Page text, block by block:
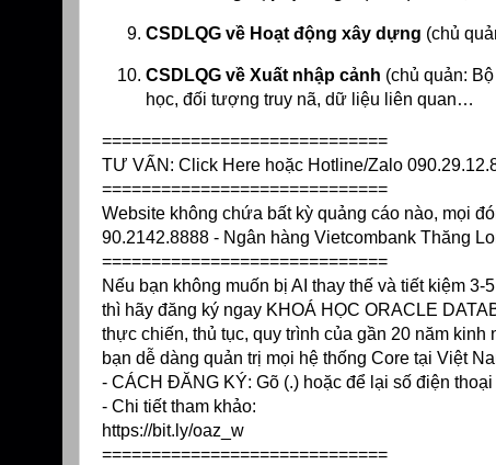
CSDLQG về Hoạt động xây dựng (chủ
CSDLQG về Xuất nhập cảnh (chủ quản:
học, đối tượng truy nã, dữ liệu liên quan…
=============================
TƯ VẤN: Click Here hoặc Hotline/Zalo
=============================
Website không chứa bất kỳ quảng cáo nào, mọi
90.2142.8888 - Ngân hàng Vietcombank Thăng
=============================
Nếu bạn không muốn bị AI thay thế và tiết kiệm
thì hãy đăng ký ngay KHOÁ HỌC ORACLE
thực chiến, thủ tục, quy trình của gần 20 năm
bạn dễ dàng quản trị mọi hệ thống Core tại Việt
- CÁCH ĐĂNG KÝ: Gõ (.) hoặc để lại số điện
- Chi tiết tham khảo:
https://bit.ly/oaz_w
=============================